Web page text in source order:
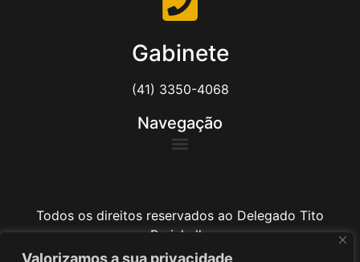
Valorizamos a sua privacidade
Gabinete
(41) 3350-4068
Navegação
Todos os direitos reservados ao Delegado Tito
Barichello